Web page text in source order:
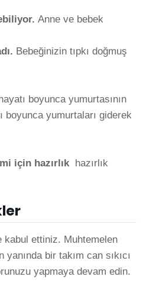
Anne ve bebek
Bebeğinizin tıpkı doğmuş
boyunca yumurtasının
boyunca yumurtaları giderek
için hazırlık hazırlık
kabul ettiniz. Muhtemelen
bir takım can sıkıcı
yapmaya devam edin.